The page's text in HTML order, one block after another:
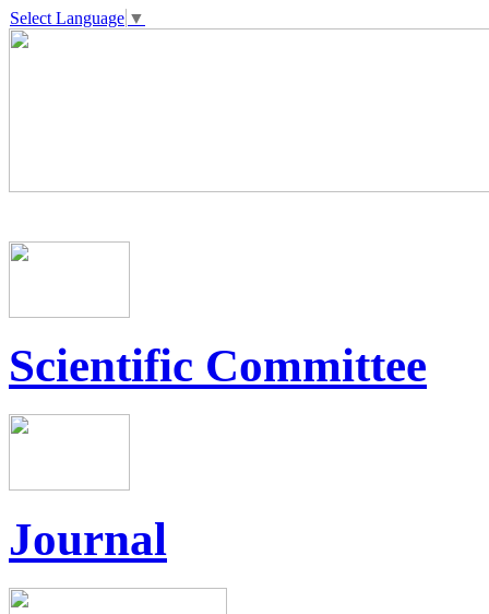
Select Language ▼
Scientific Committee
Journal